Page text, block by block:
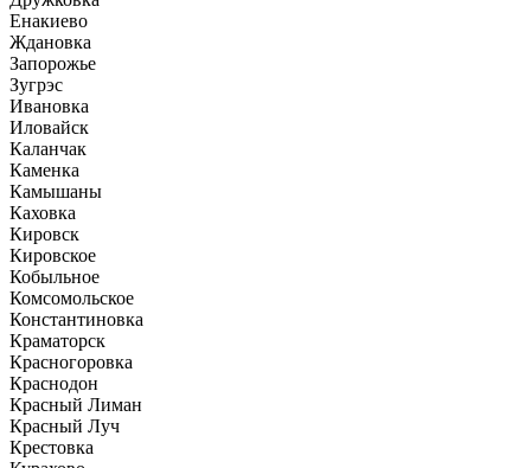
Енакиево
Ждановка
Запорожье
Зугрэс
Ивановка
Иловайск
Каланчак
Каменка
Камышаны
Каховка
Кировск
Кировское
Кобыльное
Комсомольское
Константиновка
Краматорск
Красногоровка
Краснодон
Красный Лиман
Красный Луч
Крестовка